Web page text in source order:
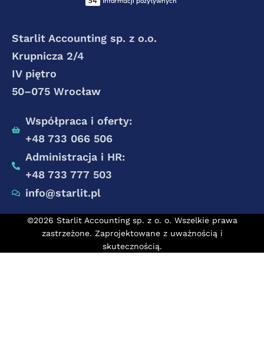
Starlit Accounting sp. z o.o.
Krupnicza 2/4
IV piętro
50–075 Wrocław
Współpraca i oferty:
+48 733 066 506
Administracja i HR:
+48 733 777 503
info@starlit.pl
©2026 Starlit Accounting sp. z o. o. Wszelkie prawa
zastrzeżone. Zaprojektowane z uważnością i
skutecznością.